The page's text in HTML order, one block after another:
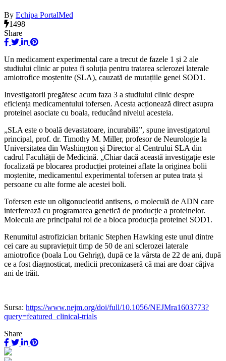
By Echipa PortalMed
1498
Share
Un medicament experimental care a trecut de fazele 1 și 2 ale
studiului clinic ar putea fi soluția pentru tratarea sclerozei laterale
amiotrofice moștenite (SLA), cauzată de mutațiile genei SOD1.
Investigatorii pregătesc acum faza 3 a studiului clinic despre
eficiența medicamentului tofersen. Acesta acționează direct asupra
proteinei asociate cu boala, reducând nivelul acesteia.
„SLA este o boală devastatoare, incurabilă”, spune investigatorul
principal, prof. dr. Timothy M. Miller, profesor de Neurologie la
Universitatea din Washington și Director al Centrului SLA din
cadrul Facultății de Medicină. „Chiar dacă această investigație este
focalizată pe blocarea producției proteinei aflate la originea bolii
moștenite, medicamentul experimental tofersen ar putea trata și
persoane cu alte forme ale acestei boli.
Tofersen este un oligonucleotid antisens, o moleculă de ADN care
interferează cu programarea genetică de producție a proteinelor.
Molecula are principalul rol de a bloca producția proteinei SOD1.
Renumitul astrofizician britanic Stephen Hawking este unul dintre
cei care au supraviețuit timp de 50 de ani sclerozei laterale
amiotrofice (boala Lou Gehrig), după ce la vârsta de 22 de ani, după
ce a fost diagnosticat, medicii preconizaseră că mai are doar câțiva
ani de trăit.
Sursa: https://www.nejm.org/doi/full/10.1056/NEJMra1603773?
query=featured_clinical-trials
Share